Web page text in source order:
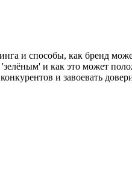
и способы, как бренд
и как это может
и завоевать